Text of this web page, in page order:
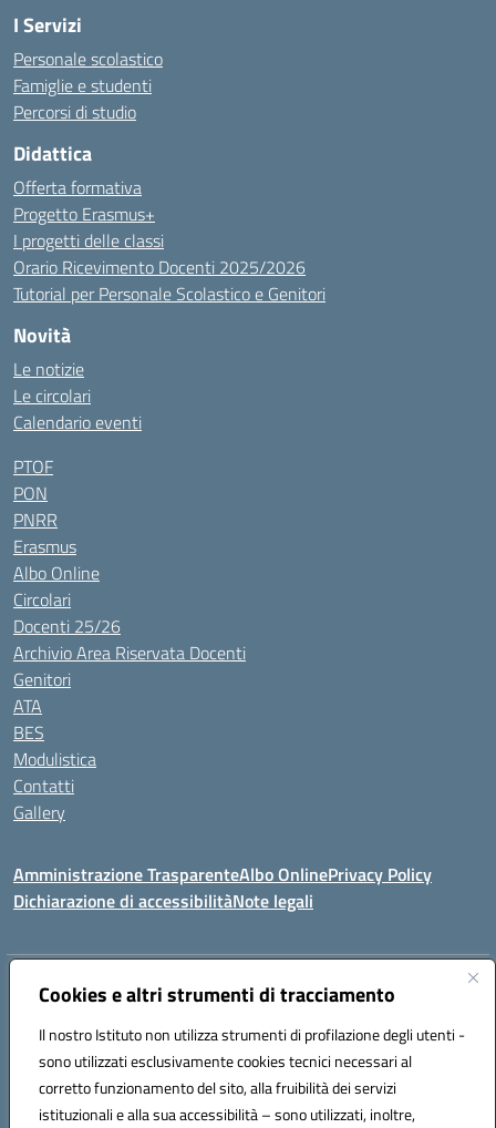
Cookies e altri strumenti di tracciamento
Il nostro Istituto non utilizza strumenti di profilazione degli utenti -
sono utilizzati esclusivamente cookies tecnici necessari al
corretto funzionamento del sito, alla fruibilità dei servizi
istituzionali e alla sua accessibilità – sono utilizzati, inoltre,
I Servizi
Personale scolastico
Famiglie e studenti
Percorsi di studio
Didattica
Offerta formativa
Progetto Erasmus+
I progetti delle classi
Orario Ricevimento Docenti 2025/2026
Tutorial per Personale Scolastico e Genitori
Novità
Le notizie
Le circolari
Calendario eventi
PTOF
PON
PNRR
Erasmus
Albo Online
Circolari
Docenti 25/26
Archivio Area Riservata Docenti
Genitori
ATA
BES
Modulistica
Contatti
Gallery
Amministrazione TrasparenteAlbo OnlinePrivacy Policy
Dichiarazione di accessibilitàNote legali
Indirizzo:Via Coniugi Crigna – Cap. 89861 – Tropea (VV)
Posta elettronica certificata (PEC):vvic82200d@pec.istruzione.it
Codice fiscale: 96012410799
Codice meccanografico:VVIC82200D
Codice Indice delle Pubbliche Amministrazioni (IPA): istsc_vvic82200d